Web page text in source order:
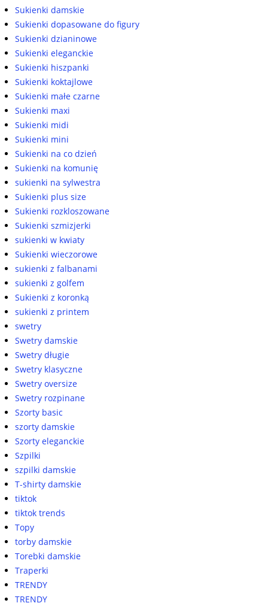
Sukienki damskie
Sukienki dopasowane do figury
Sukienki dzianinowe
Sukienki eleganckie
Sukienki hiszpanki
Sukienki koktajlowe
Sukienki małe czarne
Sukienki maxi
Sukienki midi
Sukienki mini
Sukienki na co dzień
Sukienki na komunię
sukienki na sylwestra
Sukienki plus size
Sukienki rozkloszowane
Sukienki szmizjerki
sukienki w kwiaty
Sukienki wieczorowe
sukienki z falbanami
sukienki z golfem
Sukienki z koronką
sukienki z printem
swetry
Swetry damskie
Swetry długie
Swetry klasyczne
Swetry oversize
Swetry rozpinane
Szorty basic
szorty damskie
Szorty eleganckie
Szpilki
szpilki damskie
T-shirty damskie
tiktok
tiktok trends
Topy
torby damskie
Torebki damskie
Traperki
TRENDY
TRENDY